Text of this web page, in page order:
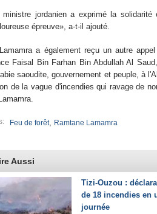
ministre jordanien a exprimé la
épreuve», a-t-il ajouté.
a également reçu un autre
Faisal Bin Farhan Bin Abdullah Al
saoudite, gouvernement et peuple, à
de la vague d'incendies qui ravage de
Feu de forêt, Ramtane Lamamra
Aussi
Tizi-Ouzou :
de 18 incendies en
journée